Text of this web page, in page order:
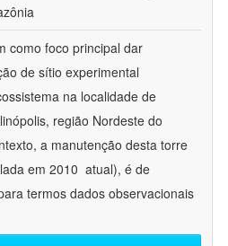
como foco principal dar
de sítio experimental
na localidade de
região Nordeste do
a manutenção desta torre
em 2010  atual), é de
termos dados observacionais